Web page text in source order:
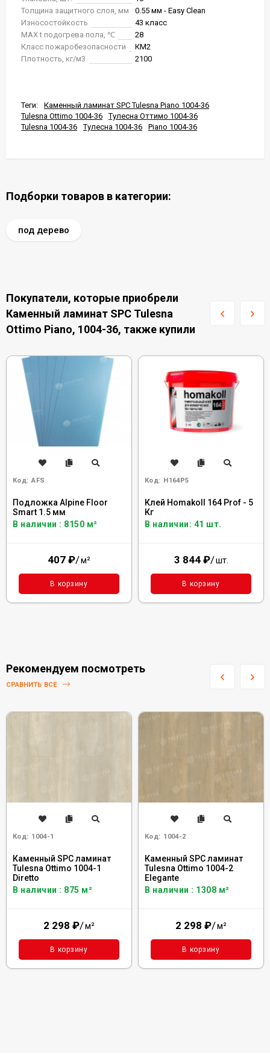
Толщина защитного слоя, мм
0.55 мм - Easy Clean
Износостойкость
43 класс
MAX t подогрева пола, ℃
28
Класс пожаробезопасности
КМ2
Плотность, кг/м3
2100
Теги:
Каменный ламинат SPC Tulesna Piano 1004-36
Tulesna Ottimo 1004-36
Тулесна Оттимо 1004-36
Tulesna 1004-36
Тулесна 1004-36 Piano 1004-36
Подборки товаров в категории:
под дерево
Покупатели, которые приобрели
Каменный ламинат SPC Tulesna
Ottimo Piano, 1004-36, также купили
Код: AFS
Подложка Alpine Floor
Smart 1.5 мм
В наличии : 8150 м²
407 ₽/м²
В корзину
Код: H164P5
Клей Homakoll 164 Prof - 5
Кг
В наличии: 41 шт.
3 844 ₽/шт.
В корзину
Рекомендуем посмотреть
СРАВНИТЬ ВСЕ
Код: 1004-1
Каменный SPC ламинат
Tulesna Ottimo 1004-1
Diretto
В наличии : 875 м²
2 298 ₽/м²
В корзину
Код: 1004-2
Каменный SPC ламинат
Tulesna Ottimo 1004-2
Elegante
В наличии : 1308 м²
2 298 ₽/м²
В корзину